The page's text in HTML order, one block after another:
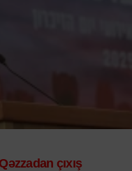
Qəzzadan çıxış